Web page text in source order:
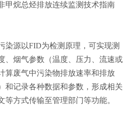
甲烷总烃排放连续监测技术指南
染源以FID为检测原理，可实现测
、烟气参数（温度、压力、流速或
时计算废气中污染物排放速率和排放
）和记录各种数据和参数，形成相关
文等方式传输至管理部门等功能。